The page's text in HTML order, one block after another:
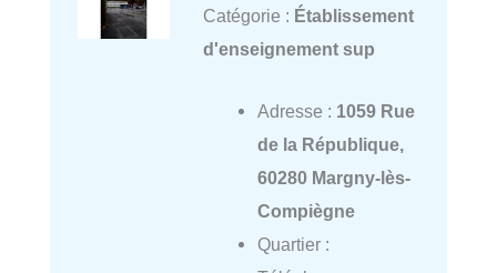
Catégorie : Établissement
d'enseignement sup
Adresse : 1059 Rue
de la République,
60280 Margny-lès-
Compiègne
Quartier :